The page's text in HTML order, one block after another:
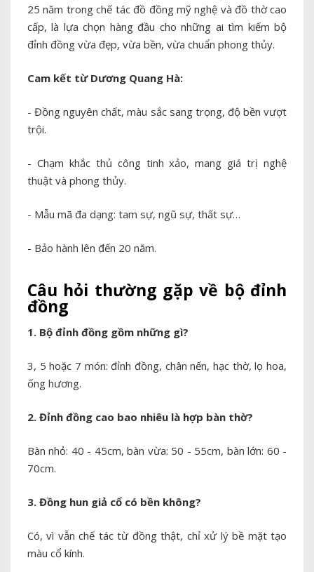
25 năm trong chế tác đồ đồng mỹ nghệ và đồ thờ cao
cấp, là lựa chọn hàng đầu cho những ai tìm kiếm bộ
đỉnh đồng vừa đẹp, vừa bền, vừa chuẩn phong thủy.
Cam kết từ Dương Quang Hà:
- Đồng nguyên chất, màu sắc sang trọng, độ bền vượt
trội.
- Chạm khắc thủ công tinh xảo, mang giá trị nghệ
thuật và phong thủy.
- Mẫu mã đa dạng: tam sự, ngũ sự, thất sự…
- Bảo hành lên đến 20 năm.
Câu hỏi thường gặp về bộ đỉnh
đồng
1. Bộ đỉnh đồng gồm những gì?
3, 5 hoặc 7 món: đỉnh đồng, chân nến, hạc thờ, lọ hoa,
ống hương.
2. Đỉnh đồng cao bao nhiêu là hợp bàn thờ?
Bàn nhỏ: 40 - 45cm, bàn vừa: 50 - 55cm, bàn lớn: 60 -
70cm.
3. Đồng hun giả cổ có bền không?
Có, vì vẫn chế tác từ đồng thật, chỉ xử lý bề mặt tạo
màu cổ kính.